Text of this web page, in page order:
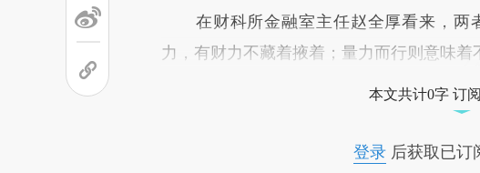
在财科所金融室主任赵全厚看来，两
力，有财力不藏着掖着；量力而行则意味着
本文共计0字 订
登录后获取已订